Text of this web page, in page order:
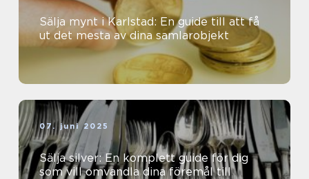
Sälja mynt i Karlstad: En guide till att få
ut det mesta av dina samlarobjekt
07. juni 2025
Sälja silver: En komplett guide för dig
som vill omvandla dina föremål till